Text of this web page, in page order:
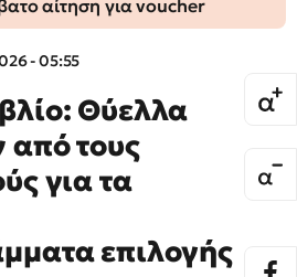
αίτηση για voucher
- 05:55
Θύελλα
από τους
για τα
επιλογής